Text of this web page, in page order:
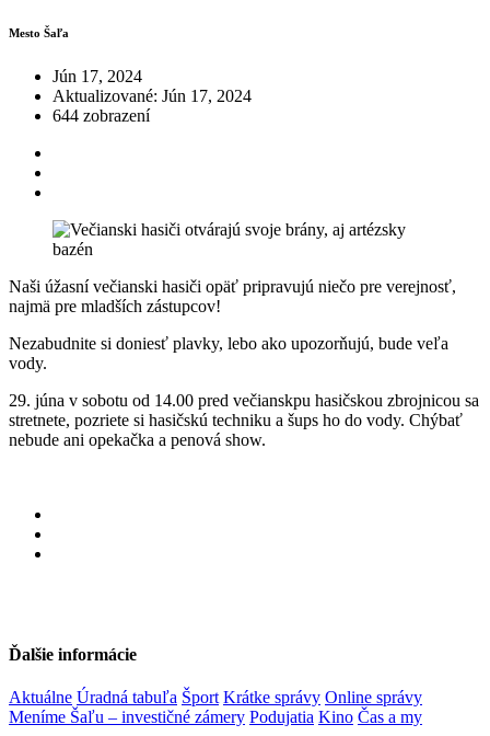
Mesto Šaľa
Jún 17, 2024
Aktualizované: Jún 17, 2024
644 zobrazení
Naši úžasní večianski hasiči opäť pripravujú niečo pre verejnosť,
najmä pre mladších zástupcov!
Nezabudnite si doniesť plavky, lebo ako upozorňujú, bude veľa
vody.
29. júna v sobotu od 14.00 pred večianskpu hasičskou zbrojnicou sa
stretnete, pozriete si hasičskú techniku a šups ho do vody. Chýbať
nebude ani opekačka a penová show.
Ďalšie informácie
Aktuálne Úradná tabuľa Šport Krátke správy Online správy
Meníme Šaľu – investičné zámery Podujatia Kino Čas a my